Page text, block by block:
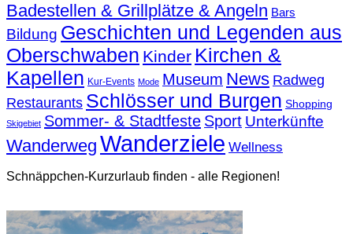
Badestellen & Grillplätze & Angeln Bars
Bildung Geschichten und Legenden aus
Oberschwaben Kinder Kirchen &
Kapellen Kur-Events Mode Museum News Radweg
Restaurants Schlösser und Burgen Shopping
Skigebiet Sommer- & Stadtfeste Sport Unterkünfte
Wanderweg Wanderziele Wellness
Schnäppchen-Kurzurlaub finden - alle Regionen!